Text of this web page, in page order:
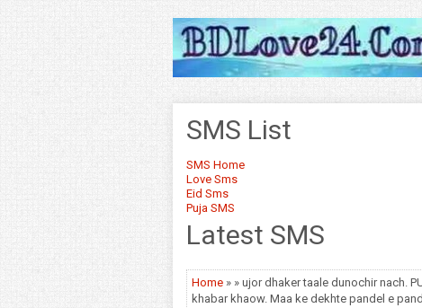
SMS List
SMS Home
Love Sms
Eid Sms
Puja SMS
Latest SMS
Home » » ujor dhaker taale dunochir nach.
khabar khaow. Maa ke dekhte pandel e